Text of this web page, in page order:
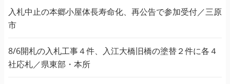
入札中止の本郷小屋体長寿命化、再公告で参加受付／三原
市
8/6開札の入札工事４件、入江大橋旧橋の塗替２件に各４
社応札／県東部・本所